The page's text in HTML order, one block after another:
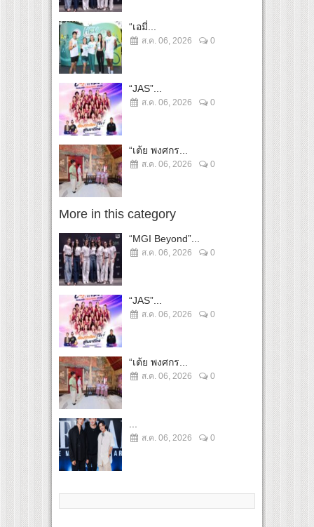
“เอมี่...
ส.ค. 06, 2026 0
“JAS”...
ส.ค. 06, 2026 0
“เต้ย พงศกร...
ส.ค. 06, 2026 0
More in this category
“MGI Beyond”...
ส.ค. 06, 2026 0
“JAS”...
ส.ค. 06, 2026 0
“เต้ย พงศกร...
ส.ค. 06, 2026 0
ส.ค. 06, 2026 0